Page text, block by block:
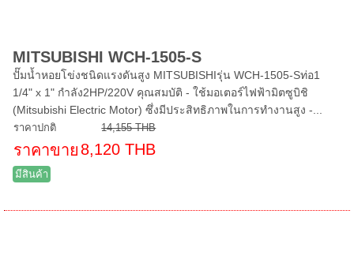
MITSUBISHI WCH-1505-S
ปั๊มน้ำหอยโข่งชนิดแรงดันสูง MITSUBISHIรุ่น WCH-1505-Sท่อ1
1/4" x 1" กำลัง2HP/220V คุณสมบัติ - ใช้มอเตอร์ไฟฟ้ามิตซูบิชิ
(Mitsubishi Electric Motor) ซึ่งมีประสิทธิภาพในการทำงานสูง -...
ราคาปกติ 14,155 THB
ราคาขาย 8,120 THB
มีสินค้า